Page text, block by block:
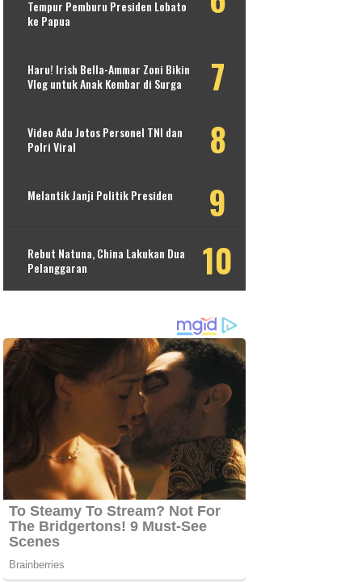
Tempur Pemburu Presiden Lobato
ke Papua
Haru! Irish Bella-Ammar Zoni Bikin
Vlog untuk Anak Kembar di Surga
Video Adu Jotos Personel TNI dan
Polri Viral
Melantik Janji Politik Presiden
Rebut Natuna, China Lakukan Dua
Pelanggaran